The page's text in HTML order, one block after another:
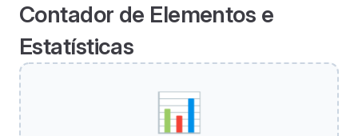
Contador de Elementos e
Estatísticas
📊